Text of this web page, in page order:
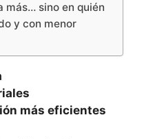
más… sino en quién
y con menor
más eficientes